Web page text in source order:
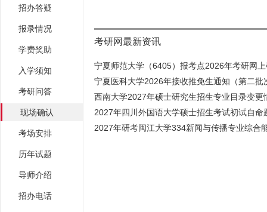
招办答疑
报录情况
学费奖助
入学须知
考研问答
现场确认
考场安排
历年试题
导师介绍
招办电话
考研网最新资讯
宁夏师范大学（6405）报考点2026年考研网
宁夏医科大学2026年接收推免生通知（第二批
西南大学2027年硕士研究生招生专业目录变更
2027年四川外国语大学硕士招生考试初试自命
2027年研考闽江大学334新闻与传播专业综合